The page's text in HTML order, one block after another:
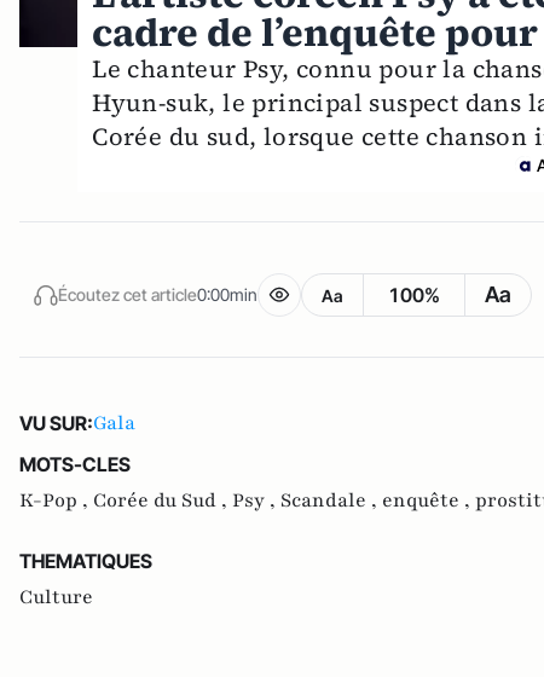
cadre de l’enquête
Le chanteur Psy, connu pour la
Hyun-suk, le principal suspect dans
Corée du sud, lorsque cette
Écoutez cet article0:00min Aa 100% Aa
VU SUR:Gala
MOTS-CLES
K-Pop , Corée du Sud , Psy , Scandale , enquête ,
THEMATIQUES
Culture